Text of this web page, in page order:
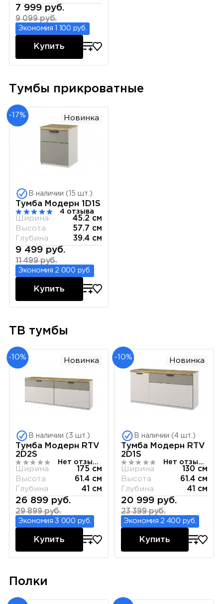
7 999 руб.
9 099 руб.
Экономия 1 100 руб.
Купить
Тумбы прикроватные
-17% Новинка
В наличии (15 шт.)
Тумба Модерн 1D1S
4 отзыва
Ширина
45.2 см
Высота
57.7 см
Глубина
39.4 см
9 499 руб.
11 499 руб.
Экономия 2 000 руб.
Купить
ТВ тумбы
-10% Новинка
В наличии (3 шт.)
Тумба Модерн RTV
2D2S
Нет отзывов
Ширина
175 см
Высота
61.4 см
Глубина
41 см
26 899 руб.
29 899 руб.
Экономия 3 000 руб.
Купить
-10% Новинка
В наличии (4 шт.)
Тумба Модерн RTV
2D1S
Нет отзывов
Ширина
130 см
Высота
61.4 см
Глубина
41 см
20 999 руб.
23 399 руб.
Экономия 2 400 руб.
Купить
Полки